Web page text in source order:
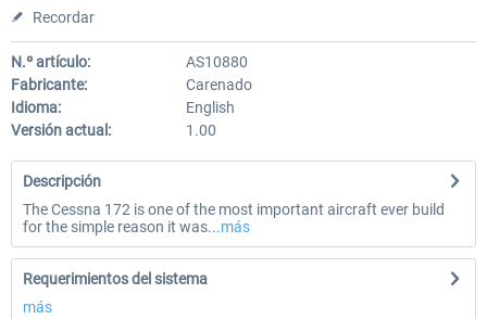
Recordar
N.º artículo:
AS10880
Fabricante:
Carenado
Idioma:
English
Versión actual:
1.00
Descripción
The Cessna 172 is one of the most important aircraft ever build
for the simple reason it was...más
Requerimientos del sistema
más